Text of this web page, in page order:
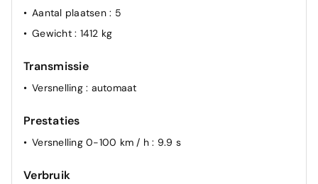
Aantal plaatsen : 5
Gewicht : 1412 kg
Transmissie
Versnelling : automaat
Prestaties
Versnelling 0-100 km / h: 9.9 s
Verbruik